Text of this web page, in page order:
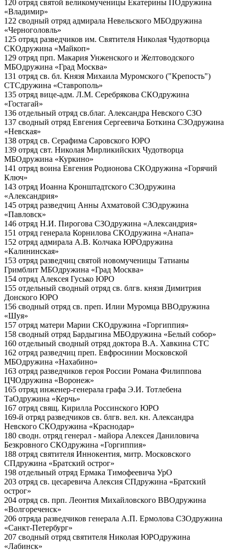
120 отряд святой великомученицы Екатерины ПОдружина
«Владимир»
122 сводный отряд адмирала Невельского МБОдружина
«Черноголовль»
125 отряд разведчиков им. Святителя Николая Чудотворца
СКОдружина «Майкоп»
129 отряд прп. Макария Унженского и Желтоводского
МБОдружина «Град Москва»
131 отряд св. бл. Князя Михаила Муромского ("Крепость")
СТСдружина «Ставрополь»
135 отряд вице-адм. Л.М. Серебрякова СКОдружина
«Гостагай»
136 отдельный отряд св.благ. Александра Невского СЗО
137 сводный отряд Евгения Сергеевича Боткина СЗОдружина
«Невская»
138 отряд св. Серафима Саровского ЮРО
139 отряд свт. Николая Мирликийских Чудотворца
МБОдружина «Куркино»
141 отряд воина Евгения Родионова СКОдружина «Горячий
Ключ»
143 отряд Иоанна Кронштадтского СЗОдружина
«Александрия»
145 отряд разведчиц Анны Ахматовой СЗОдружина
«Павловск»
146 отряд Н.И. Пирогова СЗОдружина «Александрия»
151 отряд генерала Корнилова СКОдружина «Анапа»
152 отряд адмирала А.В. Колчака ЮРОдружина
«Калининская»
153 отряд разведчиц святой новомученицы Татианы
Гримблит МБОдружина «Град Москва»
154 отряд Алексея Гусько ЮРО
155 отдельный сводный отряд св. блгв. князя Димитрия
Донского ЮРО
156 сводный отряд св. преп. Илии Муромца ВВОдружина
«Шуя»
157 отряд матери Марии СКОдружина «Горгиппия»
158 сводный отряд Бардыгина МБОдружина «Белый собор»
160 отдельный сводный отряд доктора В.А. Хавкина СТС
162 отряд разведчиц преп. Евфросинии Московской
МБОдружина «Нахабино»
163 отряд разведчиков героя России Романа Филиппова
ЦЧОдружина «Воронеж»
165 отряд инженер-генерала графа Э.И. Тотлебена
ТаОдружина «Керчь»
167 отряд свящ. Кирилла Россинского ЮРО
169-й отряд разведчиков св. блгв. вел. кн. Александра
Невского СКОдружина «Краснодар»
180 сводн. отряд генерал - майора Алексея Даниловича
Безкровного СКОдружина «Горгиппия»
188 отряд святителя Иннокентия, митр. Московского
СПдружина «Братский острог»
198 отдельный отряд Ермака Тимофеевича УрО
203 отряд св. цесаревича Алексия СПдружина «Братский
острог»
204 отряд св. прп. Леонтия Михайловского ВВОдружина
«Волгореченск»
206 отряда разведчиков генерала А.П. Ермолова СЗОдружина
«Санкт-Петербург»
207 сводный отряд святителя Николая ЮРОдружина
«Лабинск»